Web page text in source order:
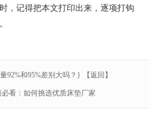
，记得把本文打印出来，逐项打钩
92%和95%差别大吗？} 【返回】
看：如何挑选优质床垫厂家